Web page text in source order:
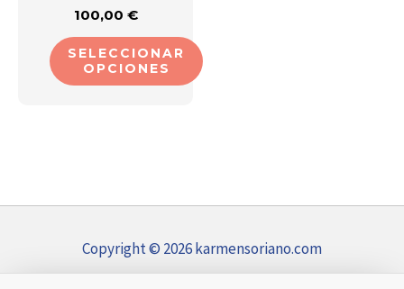
100,00 €
SELECCIONAR
OPCIONES
en
la
página
Copyright © 2026 karmensoriano.com